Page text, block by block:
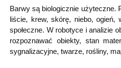
Barwy są biologicznie użyteczne.
liście, krew, skórę, niebo, ogień,
społeczne. W robotyce i analizie
rozpoznawać obiekty, stan
sygnalizacyjne, twarze, rośliny,